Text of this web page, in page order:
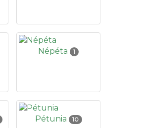
Népéta 1
Pétunia 10